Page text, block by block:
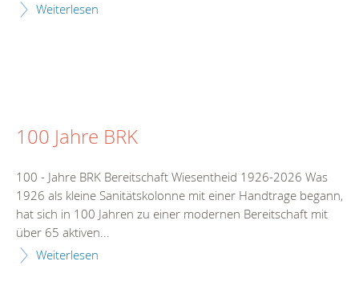
Weiterlesen
100 Jahre BRK
100 - Jahre BRK Bereitschaft Wiesentheid 1926-2026 Was
1926 als kleine Sanitätskolonne mit einer Handtrage begann,
hat sich in 100 Jahren zu einer modernen Bereitschaft mit
über 65 aktiven...
Weiterlesen